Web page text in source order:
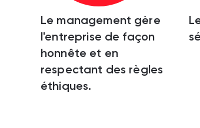
Le management gère
l'entreprise de façon
honnête et en
respectant des règles
éthiques.